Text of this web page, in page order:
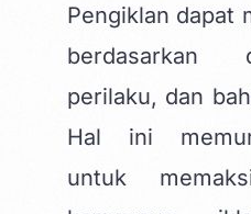
Pengiklan dapat
berdasarkan
perilaku, dan
Hal ini
untuk